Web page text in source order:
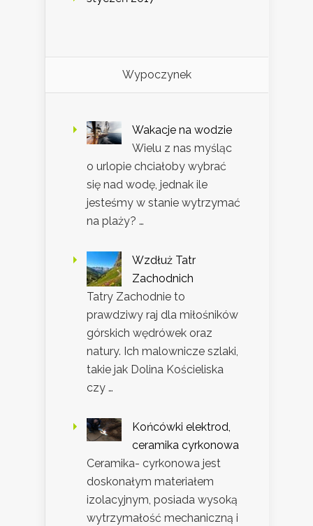
Wypoczynek
Wakacje na wodzie
Wielu z nas myśląc
o urlopie chciałoby wybrać
się nad wodę, jednak ile
jesteśmy w stanie wytrzymać
na plaży? …
Wzdłuż Tatr
Zachodnich
Tatry Zachodnie to
prawdziwy raj dla miłośników
górskich wędrówek oraz
natury. Ich malownicze szlaki,
takie jak Dolina Kościeliska
czy …
Końcówki elektrod,
ceramika cyrkonowa
Ceramika- cyrkonowa jest
doskonałym materiałem
izolacyjnym, posiada wysoką
wytrzymałość mechaniczną i